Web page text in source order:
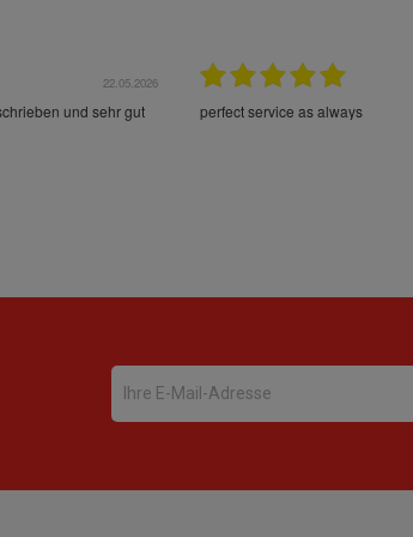
22.05.2026
und sehr gut
perfect service as always